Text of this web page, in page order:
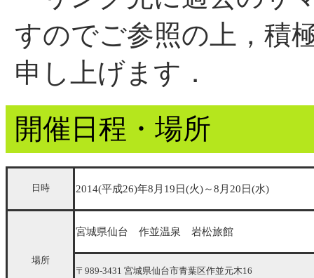
すのでご参照の上，積
申し上げます．
開催日程・場所
日時 2014(平成26)年8月19日(火)～8月20日(水)
場所
宮城県仙台 作並温泉 岩松旅館
〒989-3431 宮城県仙台市青葉区作並元木16